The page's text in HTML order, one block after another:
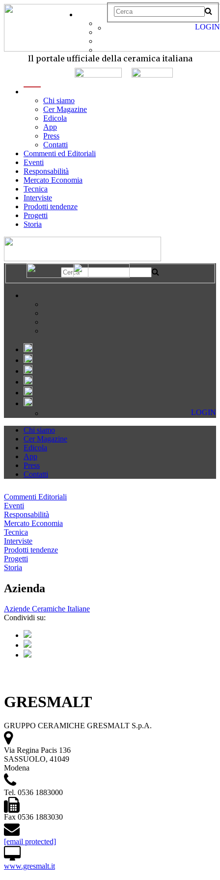
Il portale ufficiale della ceramica italiana
Chi siamo
Cer Magazine
Edicola
App
Press
Contatti
Commenti ed Editoriali
Eventi
Responsabilità
Mercato Economia
Tecnica
Interviste
Prodotti tendenze
Progetti
Storia
LOGIN
LOGIN
Chi siamo
Cer Magazine
Edicola
App
Press
Contatti
Commenti Editoriali
Eventi
Responsabilità
Mercato Economia
Tecnica
Interviste
Prodotti tendenze
Progetti
Storia
Azienda
Aziende Ceramiche Italiane
Condividi su:
GRESMALT
GRUPPO CERAMICHE GRESMALT S.p.A.
Via Regina Pacis 136
SASSUOLO, 41049
Modena
Tel. 0536 1883000
Fax 0536 1883030
[email protected]
www.gresmalt.it